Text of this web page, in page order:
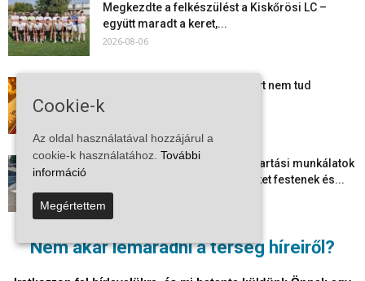
Nem akar lemaradni a térség híreiről?
Megkezdte a felkészülést a Kiskőrösi LC –
együtt maradt a keret,...
2026-08-06
Mi történik Európa felett? Ezért nem tud
szabadulni a kontinens a...
Folyamatosak a nyári karbantartási munkálatok
Kiskőrösön – útburkolati jeleket festenek és...
2026-08-05
Több száz gyorshajtót és ittas sofőrt szűrtek ki
Bács-Kiskun útjain –...
2026-08-04
Cookie-k
Az oldal használatával hozzájárul a
cookie-k használatához. További
információ
Megértettem